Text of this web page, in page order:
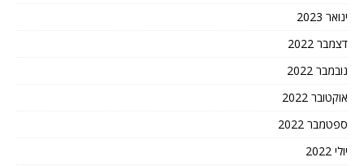
ינואר 2023
דצמבר 2022
נובמבר 2022
אוקטובר 2022
ספטמבר 2022
יולי 2022